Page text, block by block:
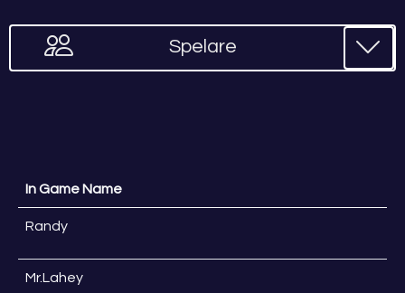
Spelare
In Game Name
Randy
Mr.Lahey